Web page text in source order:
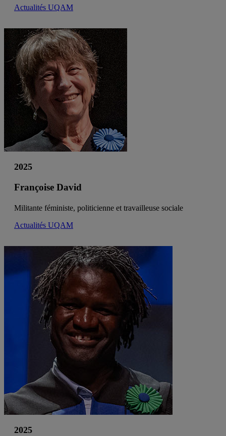
Actualités UQAM
2025
Françoise David
Militante féministe, politicienne et travailleuse sociale
Actualités UQAM
2025